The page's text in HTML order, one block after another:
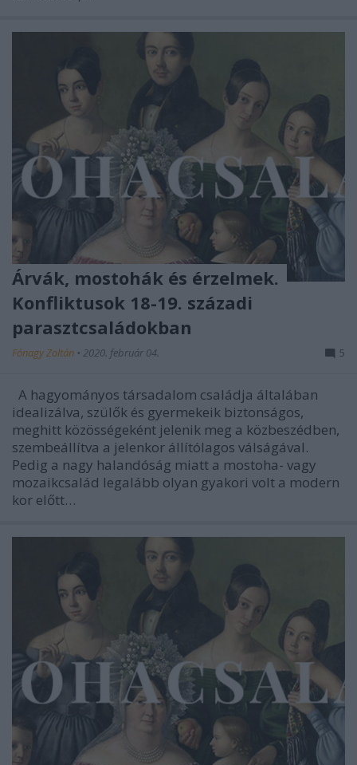
Árvák, mostohák és érzelmek.
Konfliktusok 18-19. századi
parasztcsaládokban
Fónagy Zoltán • 2020. február 04. 5
A hagyományos társadalom családja általában
idealizálva, szülők és gyermekeik biztonságos,
meghitt közösségeként jelenik meg a közbeszédben,
szembeállítva a jelenkor állítólagos válságával.
Pedig a nagy halandóság miatt a mostoha- vagy
mozaikcsalád legalább olyan gyakori volt a modern
kor előtt…